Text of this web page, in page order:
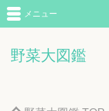
野菜大図鑑
メニュー